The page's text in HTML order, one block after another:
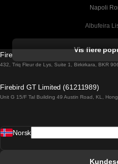
Napoli
Albufeira
Barcelona
Barcelona
Vis flere
Firebird GT Limited (OC 1451)
432, Triq Fleur de Lys, Suite 1, Birkirkara, BKR
Firebird GT Limited (61211989)
Unit G 15/F Tal Building 49 Austin Road, KL,
Norsk